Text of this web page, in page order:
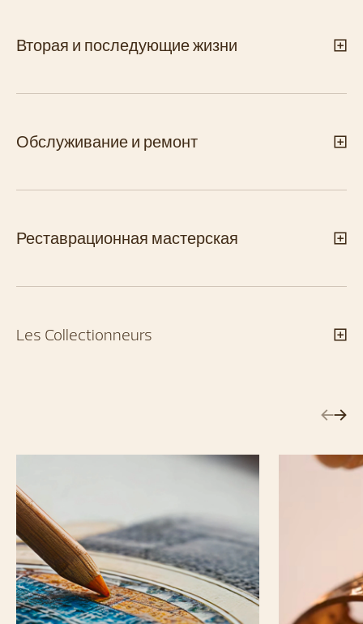
Вторая и последующие жизни
Обслуживание и ремонт
Реставрационная мастерская
Les Collectionneurs